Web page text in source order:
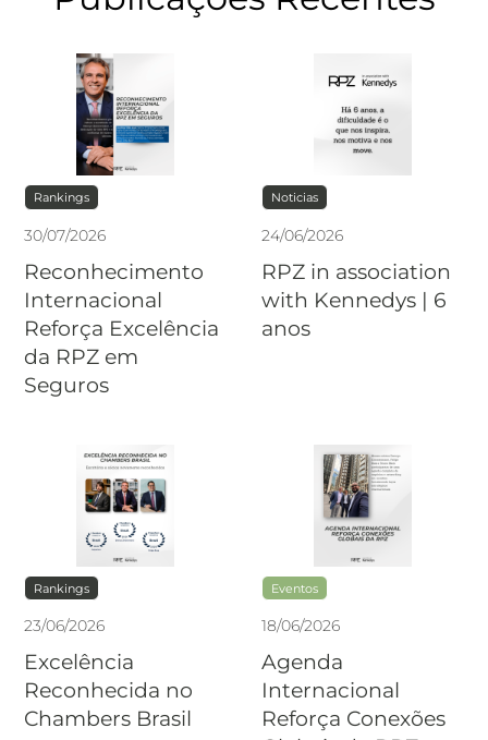
Rankings
30/07/2026
Reconhecimento
Internacional
Reforça Excelência
da RPZ em
Seguros
Noticias
24/06/2026
RPZ in association
with Kennedys | 6
anos
Rankings
23/06/2026
Excelência
Reconhecida no
Chambers Brasil
Eventos
18/06/2026
Agenda
Internacional
Reforça Conexões